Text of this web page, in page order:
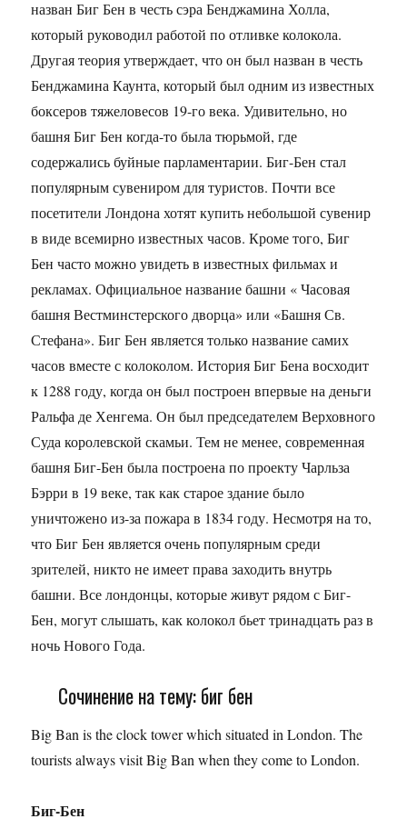
назван Биг Бен в честь сэра Бенджамина Холла,
который руководил работой по отливке колокола.
Другая теория утверждает, что он был назван в честь
Бенджамина Каунта, который был одним из известных
боксеров тяжеловесов 19-го века. Удивительно, но
башня Биг Бен когда-то была тюрьмой, где
содержались буйные парламентарии. Биг-Бен стал
популярным сувениром для туристов. Почти все
посетители Лондона хотят купить небольшой сувенир
в виде всемирно известных часов. Кроме того, Биг
Бен часто можно увидеть в известных фильмах и
рекламах. Официальное название башни « Часовая
башня Вестминстерского дворца» или «Башня Св.
Стефана». Биг Бен является только название самих
часов вместе с колоколом. История Биг Бена восходит
к 1288 году, когда он был построен впервые на деньги
Ральфа де Хенгема. Он был председателем Верховного
Суда королевской скамьи. Тем не менее, современная
башня Биг-Бен была построена по проекту Чарльза
Бэрри в 19 веке, так как старое здание было
уничтожено из-за пожара в 1834 году. Несмотря на то,
что Биг Бен является очень популярным среди
зрителей, никто не имеет права заходить внутрь
башни. Все лондонцы, которые живут рядом с Биг-
Бен, могут слышать, как колокол бьет тринадцать раз в
ночь Нового Года.
Сочинение на тему: биг бен
Big Ban is the clock tower which situated in London. The
tourists always visit Big Ban when they come to London.
Биг-Бен